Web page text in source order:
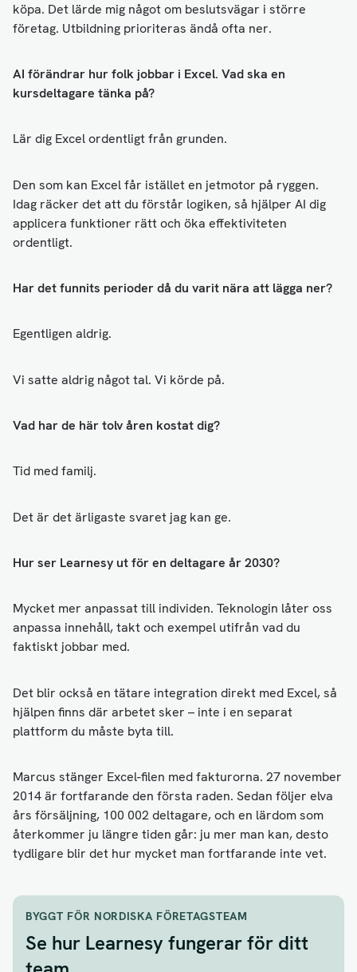
köpa. Det lärde mig något om beslutsvägar i större
företag. Utbildning prioriteras ändå ofta ner.
AI förändrar hur folk jobbar i Excel. Vad ska en
kursdeltagare tänka på?
Lär dig Excel ordentligt från grunden.
Den som kan Excel får istället en jetmotor på ryggen.
Idag räcker det att du förstår logiken, så hjälper AI dig
applicera funktioner rätt och öka effektiviteten
ordentligt.
Har det funnits perioder då du varit nära att lägga ner?
Egentligen aldrig.
Vi satte aldrig något tal. Vi körde på.
Vad har de här tolv åren kostat dig?
Tid med familj.
Det är det ärligaste svaret jag kan ge.
Hur ser Learnesy ut för en deltagare år 2030?
Mycket mer anpassat till individen. Teknologin låter oss
anpassa innehåll, takt och exempel utifrån vad du
faktiskt jobbar med.
Det blir också en tätare integration direkt med Excel, så
hjälpen finns där arbetet sker – inte i en separat
plattform du måste byta till.
Marcus stänger Excel-filen med fakturorna. 27 november
2014 är fortfarande den första raden. Sedan följer elva
års försäljning, 100 002 deltagare, och en lärdom som
återkommer ju längre tiden går: ju mer man kan, desto
tydligare blir det hur mycket man fortfarande inte vet.
BYGGT FÖR NORDISKA FÖRETAGSTEAM
Se hur Learnesy fungerar för ditt